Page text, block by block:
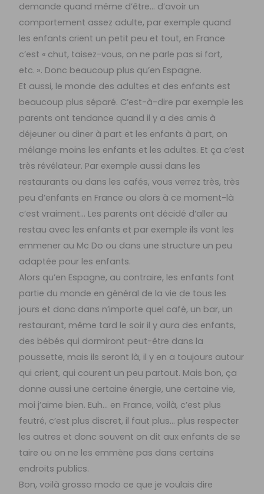
demande quand même d’être… d’avoir un
comportement assez adulte, par exemple quand
les enfants crient un petit peu et tout, en France
c’est « chut, taisez-vous, on ne parle pas si fort,
etc. ». Donc beaucoup plus qu’en Espagne.
Et aussi, le monde des adultes et des enfants est
beaucoup plus séparé. C’est-à-dire par exemple les
parents ont tendance quand il y a des amis à
déjeuner ou diner à part et les enfants à part, on
mélange moins les enfants et les adultes. Et ça c’est
très révélateur. Par exemple aussi dans les
restaurants ou dans les cafés, vous verrez très, très
peu d’enfants en France ou alors à ce moment-là
c’est vraiment… Les parents ont décidé d’aller au
restau avec les enfants et par exemple ils vont les
emmener au Mc Do ou dans une structure un peu
adaptée pour les enfants.
Alors qu’en Espagne, au contraire, les enfants font
partie du monde en général de la vie de tous les
jours et donc dans n’importe quel café, un bar, un
restaurant, même tard le soir il y aura des enfants,
des bébés qui dormiront peut-être dans la
poussette, mais ils seront là, il y en a toujours autour
qui crient, qui courent un peu partout. Mais bon, ça
donne aussi une certaine énergie, une certaine vie,
moi j’aime bien. Euh… en France, voilà, c’est plus
feutré, c’est plus discret, il faut plus… plus respecter
les autres et donc souvent on dit aux enfants de se
taire ou on ne les emmène pas dans certains
endroits publics.
Bon, voilà grosso modo ce que je voulais dire